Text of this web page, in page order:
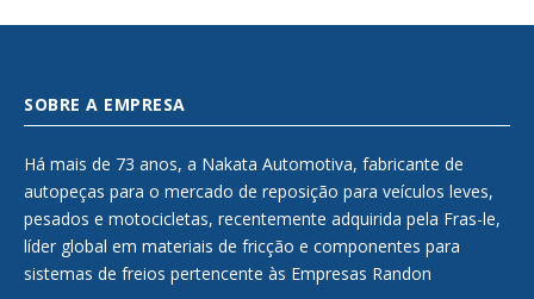
SOBRE A EMPRESA
Há mais de 73 anos, a Nakata Automotiva, fabricante de
autopeças para o mercado de reposição para veículos leves,
pesados e motocicletas, recentemente adquirida pela Fras-le,
líder global em materiais de fricção e componentes para
sistemas de freios pertencente às Empresas Randon